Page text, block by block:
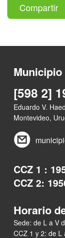
Compartir
Municipio
[598 2]
Eduardo V.
Montevideo,
CCZ 1 :
CCZ 2:
Horario
Sede: de L a V
CCZ 1 y 2: de L